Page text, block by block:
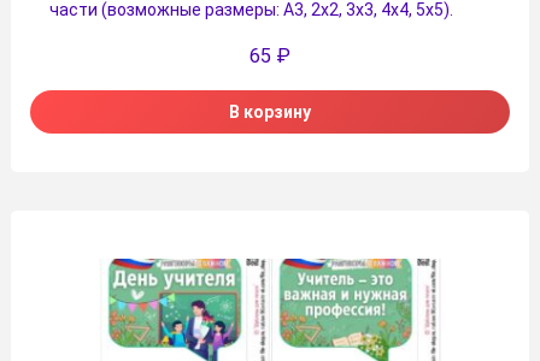
части (возможные размеры: А3, 2х2, 3х3, 4х4, 5х5).
65 ₽
В корзину